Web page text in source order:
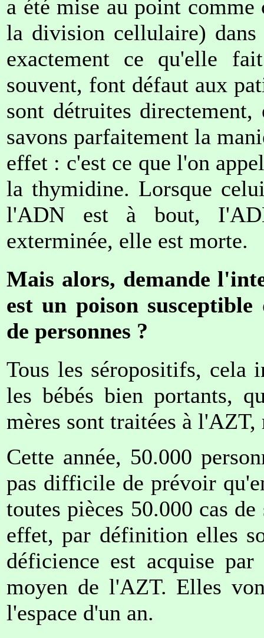
a été mise au point
la division cellulaire)
exactement ce qu'elle
souvent, font défaut aux
sont détruites
savons parfaitement la
effet : c'est ce que l'on
la thymidine. Lorsque
l'ADN est à bout,
exterminée, elle est morte.
Mais alors, demande
est un poison
de personnes ?
Tous les séropositifs, cela
les bébés bien portants,
mères sont traitées à
Cette année, 50.000
pas difficile de prévoir
toutes pièces 50.000 cas
effet, par définition elles
déficience est acquise
moyen de l'AZT. Elles
l'espace d'un an.